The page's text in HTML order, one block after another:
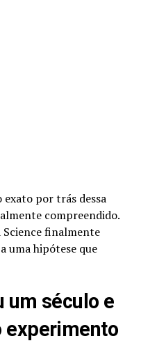
exato por trás dessa
compreendido.
finalmente
uma hipótese que
um século e
experimento